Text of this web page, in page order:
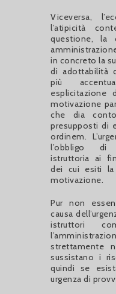
Viceversa,
l’atipicità
questione, la
in concreto la
di adottabilità
più
motivazione
che dia
presupposti di
ordinem.
l’obbligo di
istruttoria ai
dei cui esiti
motivazione.
Pur non
causa
istruttori
strettamente
sussistano i
quindi se
urgenza di